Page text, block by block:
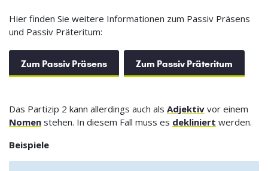
Hier finden Sie weitere Informationen zum Passiv Präsens
und Passiv Präteritum:
Zum Passiv Präsens Zum Passiv Präteritum
Das Partizip 2 kann allerdings auch als Adjektiv vor einem
Nomen stehen. In diesem Fall muss es dekliniert werden.
Beispiele